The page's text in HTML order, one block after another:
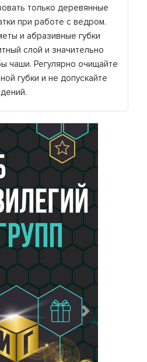
только деревянные
при работе с ведром.
и абразивные губки
слой и значительно
чаши. Регулярно очищайте
губки и не допускайте
Следующий